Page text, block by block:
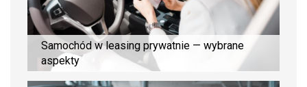
Samochód w leasing prywatnie — wybrane
aspekty